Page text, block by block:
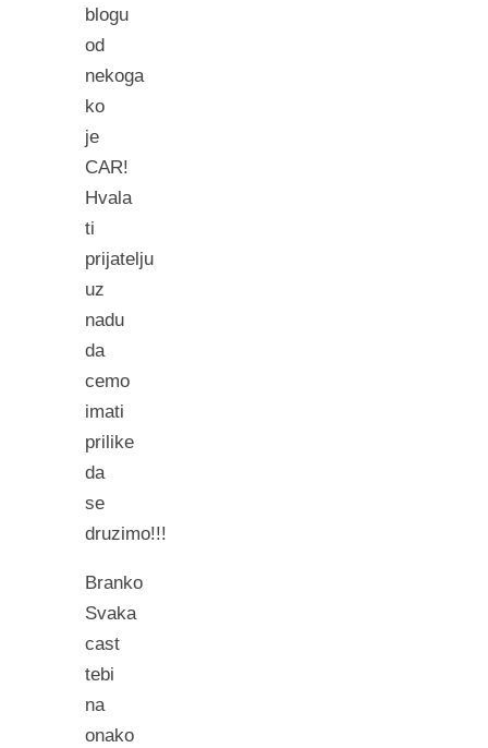
blogu
od
nekoga
ko
je
CAR!
Hvala
ti
prijatelju
uz
nadu
da
cemo
imati
prilike
da
se
druzimo!!!
Branko
Svaka
cast
tebi
na
onako